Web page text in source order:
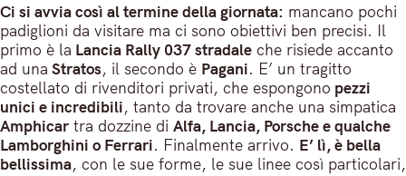
Ci si avvia così al termine della giornata: mancano pochi
padiglioni da visitare ma ci sono obiettivi ben precisi. Il
primo è la Lancia Rally 037 stradale che risiede accanto
ad una Stratos, il secondo è Pagani. E’ un tragitto
costellato di rivenditori privati, che espongono pezzi
unici e incredibili, tanto da trovare anche una simpatica
Amphicar tra dozzine di Alfa, Lancia, Porsche e qualche
Lamborghini o Ferrari. Finalmente arrivo. E’ lì, è bella
bellissima, con le sue forme, le sue linee così particolari,